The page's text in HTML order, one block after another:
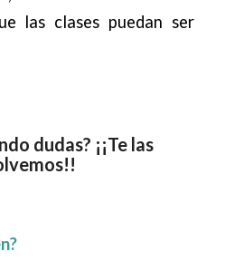
las clases puedan ser
dudas? ¡¡Te las